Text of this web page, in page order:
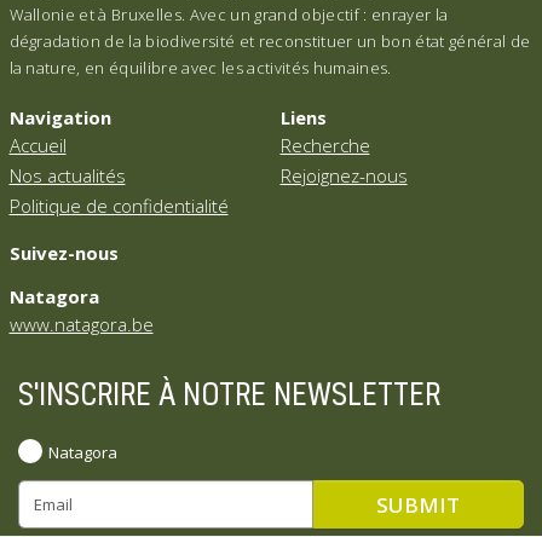
Wallonie et à Bruxelles. Avec un grand objectif : enrayer la
dégradation de la biodiversité et reconstituer un bon état général de
la nature, en équilibre avec les activités humaines.
Navigation
Accueil
Nos actualités
Politique de confidentialité
Liens
Recherche
Rejoignez-nous
Suivez-nous
Natagora
www.natagora.be
S'INSCRIRE À NOTRE NEWSLETTER
Natagora